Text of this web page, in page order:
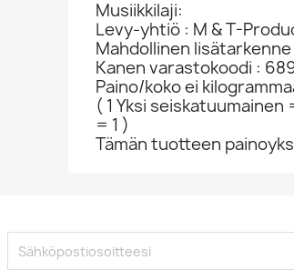
Musiikkilaji:
Levy-yhtiö : M & T-
Mahdollinen lisätarkenne
Kanen varastokoodi :
Paino/koko ei
( 1 Yksi seiskatuumainen
= 1 )
Tämän tuotteen